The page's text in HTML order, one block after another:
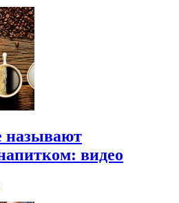
называют
видео